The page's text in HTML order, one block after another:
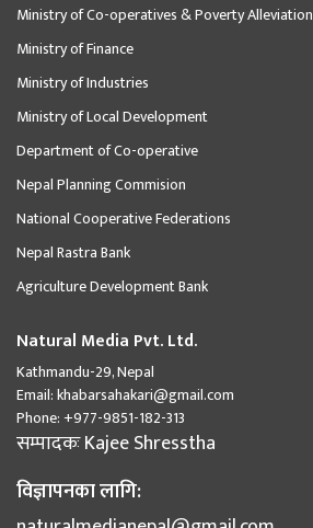
Ministry of Co-operatives & Poverty Alleviation
Ministry of Finance
Ministry of Industries
Ministry of Local Development
Department of Co-operative
Nepal Planning Commision
National Cooperative Federations
Nepal Rastra Bank
Agriculture Development Bank
Natural Media Pvt. Ltd.
Kathmandu-29, Nepal
Email:khabarsahakari@gmail.com
Phone:+977-9851-182-313
सम्पादकःKajee Shresstha
विज्ञापनका लागि: